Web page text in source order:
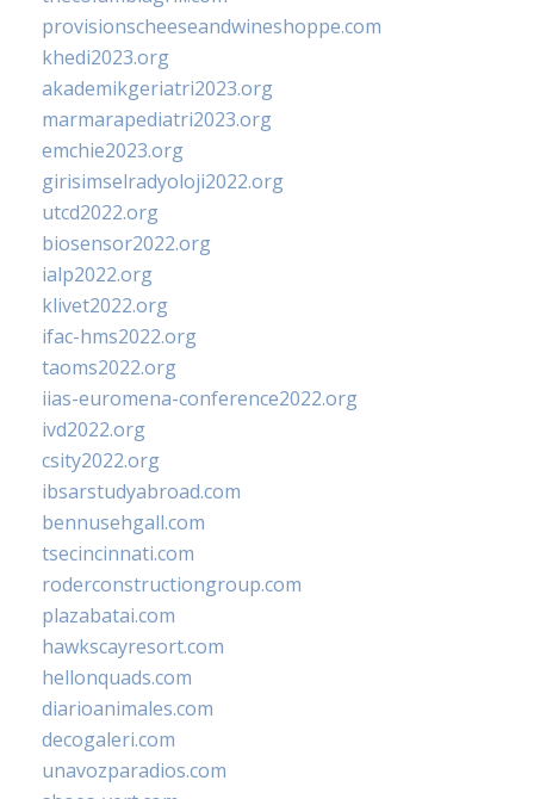
provisionscheeseandwineshoppe.com
khedi2023.org
akademikgeriatri2023.org
marmarapediatri2023.org
emchie2023.org
girisimselradyoloji2022.org
utcd2022.org
biosensor2022.org
ialp2022.org
klivet2022.org
ifac-hms2022.org
taoms2022.org
iias-euromena-conference2022.org
ivd2022.org
csity2022.org
ibsarstudyabroad.com
bennusehgall.com
tsecincinnati.com
roderconstructiongroup.com
plazabatai.com
hawkscayresort.com
hellonquads.com
diarioanimales.com
decogaleri.com
unavozparadios.com